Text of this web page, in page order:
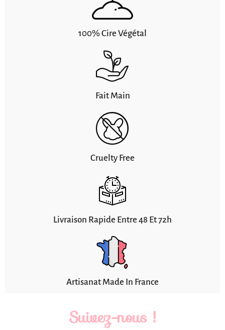
100% Cire Végétal
Fait Main
Cruelty Free
Livraison Rapide Entre 48 Et 72h
Artisanat Made In France
Suivez-nous !